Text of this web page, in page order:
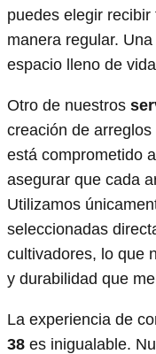
puedes elegir
manera regular.
espacio lleno de
Otro de nuestros
creación de
está comprometido
asegurar que cada
Utilizamos
seleccionadas
cultivadores, lo que
y durabilidad que
La experiencia de
38 es inigualable.